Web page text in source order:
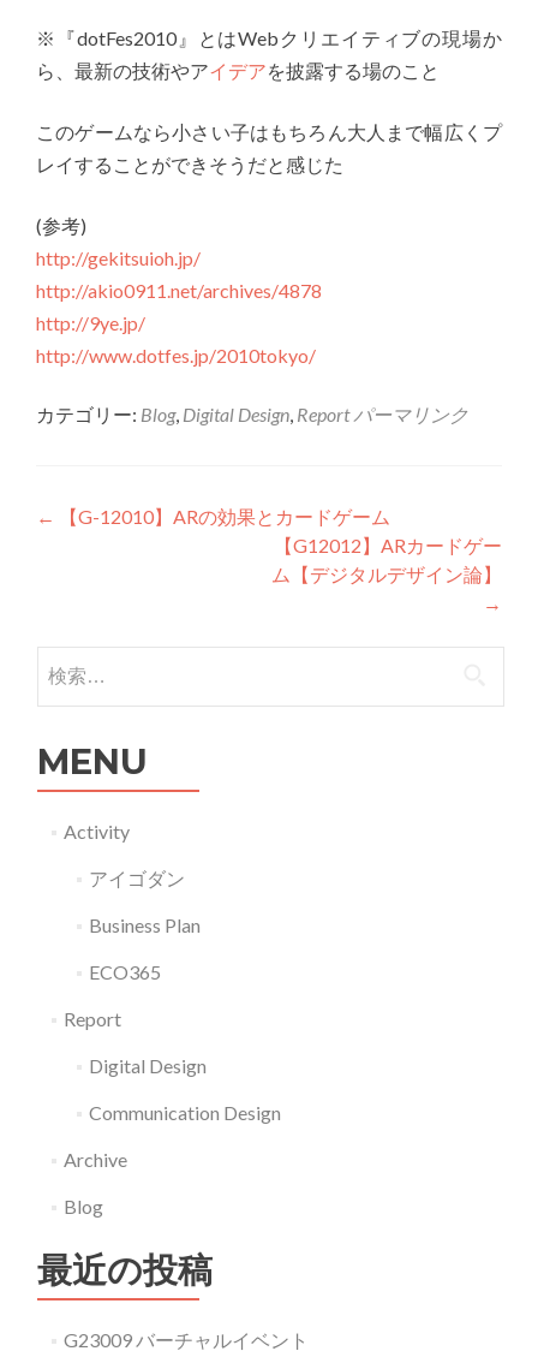
※『dotFes2010』とはWebクリエイティブの現場か
ら、最新の技術やアイデアを披露する場のこと
このゲームなら小さい子はもちろん大人まで幅広くプ
レイすることができそうだと感じた
(参考)
http://gekitsuioh.jp/
http://akio0911.net/archives/4878
http://9ye.jp/
http://www.dotfes.jp/2010tokyo/
カテゴリー: Blog, Digital Design, Report パーマリンク
投稿ナビゲーション
←
【G-12010】ARの効果とカードゲーム
【G12012】ARカードゲー
ム【デジタルデザイン論】
→
検索:
MENU
Activity
アイゴダン
Business Plan
ECO365
Report
Digital Design
Communication Design
Archive
Blog
最近の投稿
G23009 バーチャルイベント